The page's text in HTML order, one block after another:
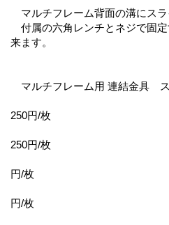
マルチフレーム背面の溝にスラ
付属の六角レンチとネジで固
来ます。
マルチフレーム用 連結金具
45°
250円/枚
90°
250円/枚
平面45°
円/枚
平面90°
円/枚